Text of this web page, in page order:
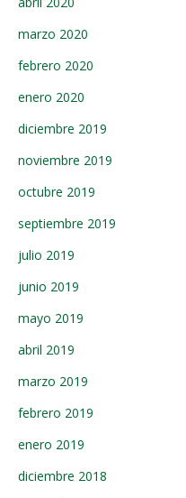
marzo 2020
febrero 2020
enero 2020
diciembre 2019
noviembre 2019
octubre 2019
septiembre 2019
julio 2019
junio 2019
mayo 2019
abril 2019
marzo 2019
febrero 2019
enero 2019
diciembre 2018